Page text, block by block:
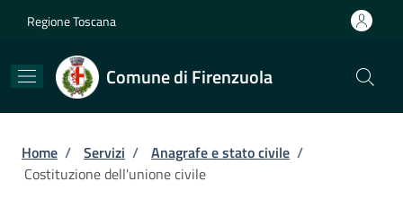
Regione Toscana
Comune di Firenzuola
Briciole di pane
Home / Servizi / Anagrafe e stato civile /
Costituzione dell'unione civile